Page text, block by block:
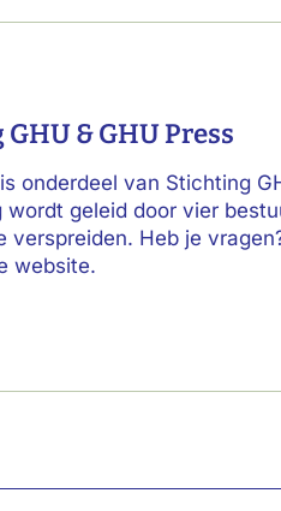
& GHU Press
onderdeel van Stichting
wordt geleid door vier
verspreiden. Heb je
website.